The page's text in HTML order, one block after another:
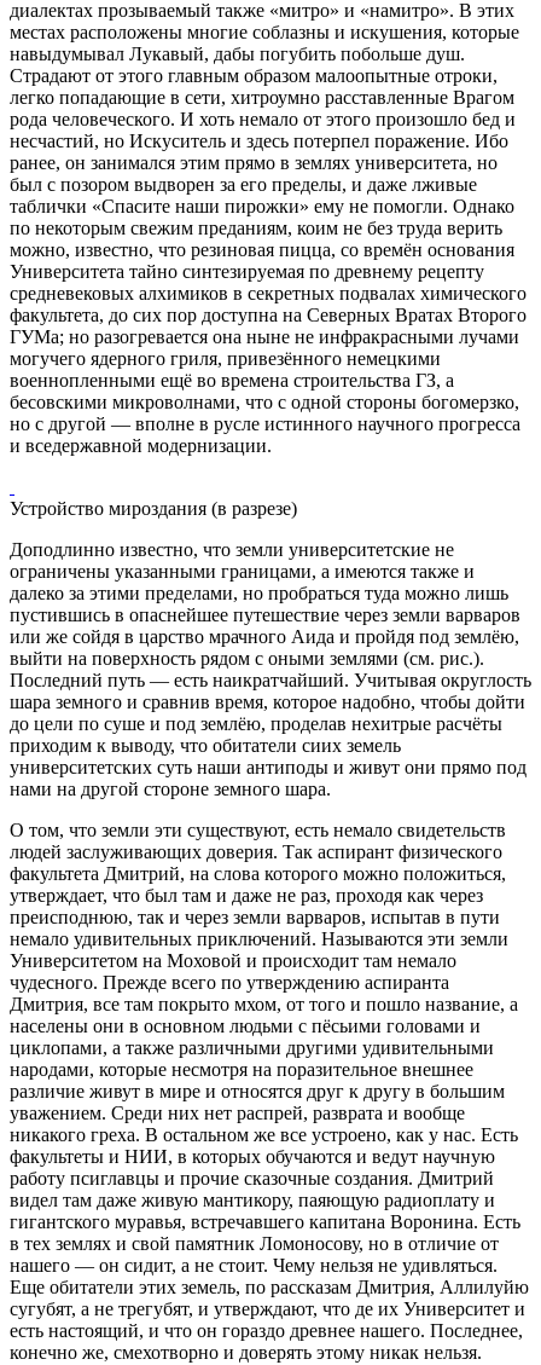
диалектах прозываемый также «митро» и «намитро». В этих
местах расположены многие соблазны и искушения, которые
навыдумывал Лукавый, дабы погубить побольше душ.
Страдают от этого главным образом малоопытные отроки,
легко попадающие в сети, хитроумно расставленные Врагом
рода человеческого. И хоть немало от этого произошло бед и
несчастий, но Искуситель и здесь потерпел поражение. Ибо
ранее, он занимался этим прямо в землях университета, но
был с позором выдворен за его пределы, и даже лживые
таблички «Спасите наши пирожки» ему не помогли. Однако
по некоторым свежим преданиям, коим не без труда верить
можно, известно, что резиновая пицца, со времён основания
Университета тайно синтезируемая по древнему рецепту
средневековых алхимиков в секретных подвалах химического
факультета, до сих пор доступна на Северных Вратах Второго
ГУМа; но разогревается она ныне не инфракрасными лучами
могучего ядерного гриля, привезённого немецкими
военнопленными ещё во времена строительства ГЗ, а
бесовскими микроволнами, что с одной стороны богомерзко,
но с другой — вполне в русле истинного научного прогресса
и вседержавной модернизации.
Устройство мироздания (в разрезе)
Доподлинно известно, что земли университетские не
ограничены указанными границами, а имеются также и
далеко за этими пределами, но пробраться туда можно лишь
пустившись в опаснейшее путешествие через земли варваров
или же сойдя в царство мрачного Аида и пройдя под землёю,
выйти на поверхность рядом с оными землями (см. рис.).
Последний путь — есть наикратчайший. Учитывая округлость
шара земного и сравнив время, которое надобно, чтобы дойти
до цели по суше и под землёю, проделав нехитрые расчёты
приходим к выводу, что обитатели сиих земель
университетских суть наши антиподы и живут они прямо под
нами на другой стороне земного шара.
О том, что земли эти существуют, есть немало свидетельств
людей заслуживающих доверия. Так аспирант физического
факультета Дмитрий, на слова которого можно положиться,
утверждает, что был там и даже не раз, проходя как через
преисподнюю, так и через земли варваров, испытав в пути
немало удивительных приключений. Называются эти земли
Университетом на Моховой и происходит там немало
чудесного. Прежде всего по утверждению аспиранта
Дмитрия, все там покрыто мхом, от того и пошло название, а
населены они в основном людьми с пёсьими головами и
циклопами, а также различными другими удивительными
народами, которые несмотря на поразительное внешнее
различие живут в мире и относятся друг к другу в большим
уважением. Среди них нет распрей, разврата и вообще
никакого греха. В остальном же все устроено, как у нас. Есть
факультеты и НИИ, в которых обучаются и ведут научную
работу псиглавцы и прочие сказочные создания. Дмитрий
видел там даже живую мантикору, паяющую радиоплату и
гигантского муравья, встречавшего капитана Воронина. Есть
в тех землях и свой памятник Ломоносову, но в отличие от
нашего — он сидит, а не стоит. Чему нельзя не удивляться.
Еще обитатели этих земель, по рассказам Дмитрия, Аллилуйю
сугубят, а не трегубят, и утверждают, что де их Университет и
есть настоящий, и что он гораздо древнее нашего. Последнее,
конечно же, смехотворно и доверять этому никак нельзя.